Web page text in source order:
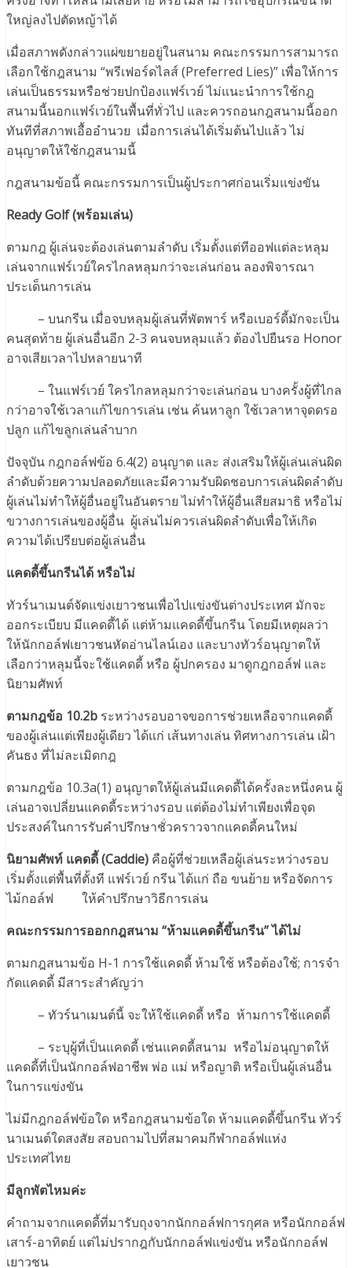
ใหญ่ลงไปตัดหญ้าได้
เมื่อสภาพดังกล่าวแผ่ขยายอยู่ในสนาม คณะกรรมการสามารถ
เลือกใช้กฎสนาม “พรีเฟอร์ดไลส์ (Preferred Lies)” เพื่อให้การ
เล่นเป็นธรรมหรือช่วยปกป้องแฟร์เวย์ ไม่แนะนำการใช้กฎ
สนามนี้นอกแฟร์เวย์ในพื้นที่ทั่วไป และควรถอนกฎสนามนี้ออก
ทันทีที่สภาพเอื้ออำนวย เมื่อการเล่นได้เริ่มต้นไปแล้ว ไม่
อนุญาตให้ใช้กฎสนามนี้
กฎสนามข้อนี้ คณะกรรมการเป็นผู้ประกาศก่อนเริ่มแข่งขัน
Ready Golf (พร้อมเล่น)
ตามกฎ ผู้เล่นจะต้องเล่นตามลำดับ เริ่มตั้งแต่ทีออฟแต่ละหลุม
เล่นจากแฟร์เวย์ใครไกลหลุมกว่าจะเล่นก่อน ลองพิจารณา
ประเด็นการเล่น
– บนกรีน เมื่อจบหลุมผู้เล่นที่พัตพาร์ หรือเบอร์ดี้มักจะเป็น
คนสุดท้าย ผู้เล่นอื่นอีก 2-3 คนจบหลุมแล้ว ต้องไปยืนรอ Honor
อาจเสียเวลาไปหลายนาที
– ในแฟร์เวย์ ใครไกลหลุมกว่าจะเล่นก่อน บางครั้งผู้ที่ไกล
กว่าอาจใช้เวลาแก้ไขการเล่น เช่น ค้นหาลูก ใช้เวลาหาจุดดรอ
ปลูก แก้ไขลูกเล่นลำบาก
ปัจจุบัน กฎกอล์ฟข้อ 6.4(2) อนุญาต และ ส่งเสริมให้ผู้เล่นเล่นผิด
ลำดับด้วยความปลอดภัยและมีความรับผิดชอบการเล่นผิดลำดับ
ผู้เล่นไม่ทำให้ผู้อื่นอยู่ในอันตราย ไม่ทำให้ผู้อื่นเสียสมาธิ หรือไม่
ขวางการเล่นของผู้อื่น ผู้เล่นไม่ควรเล่นผิดลำดับเพื่อให้เกิด
ความได้เปรียบต่อผู้เล่นอื่น
แคดดี้ขึ้นกรีนได้ หรือไม่
ทัวร์นาเมนต์จัดแข่งเยาวชนเพื่อไปแข่งขันต่างประเทศ มักจะ
ออกระเบียบ มีแคดดี้ได้ แต่ห้ามแคดดี้ขึ้นกรีน โดยมีเหตุผลว่า
ให้นักกอล์ฟเยาวชนหัดอ่านไลน์เอง และบางทัวร์อนุญาตให้
เลือกว่าหลุมนี้จะใช้แคดดี้ หรือ ผู้ปกครอง มาดูกฎกอล์ฟ และ
นิยามศัพท์
ตามกฎข้อ 10.2b ระหว่างรอบอาจขอการช่วยเหลือจากแคดดี้
ของผู้เล่นแต่เพียงผู้เดียว ได้แก่ เส้นทางเล่น ทิศทางการเล่น เฝ้า
คันธง ที่ไม่ละเมิดกฎ
ตามกฎข้อ 10.3a(1) อนุญาตให้ผู้เล่นมีแคดดี้ได้ครั้งละหนึ่งคน ผู้
เล่นอาจเปลี่ยนแคดดี้ระหว่างรอบ แต่ต้องไม่ทำเพียงเพื่อจุด
ประสงค์ในการรับคำปรึกษาชั่วคราวจากแคดดี้คนใหม่
นิยามศัพท์ แคดดี้ (Caddie) คือผู้ที่ช่วยเหลือผู้เล่นระหว่างรอบ
เริ่มตั้งแต่พื้นที่ตั้งที แฟร์เวย์ กรีน ได้แก่ ถือ ขนย้าย หรือจัดการ
ไม้กอล์ฟ ให้คำปรึกษาวิธีการเล่น
คณะกรรมการออกกฎสนาม “ห้ามแคดดี้ขึ้นกรีน” ได้ไม่
ตามกฎสนามข้อ H-1 การใช้แคดดี้ ห้ามใช้ หรือต้องใช้; การจำ
กัดแคดดี้ มีสาระสำคัญว่า
– ทัวร์นาเมนต์นี้ จะให้ใช้แคดดี้ หรือ ห้ามการใช้แคดดี้
– ระบุผู้ที่เป็นแคดดี้ เช่นแคดดี้สนาม หรือไม่อนุญาตให้
แคดดี้ที่เป็นนักกอล์ฟอาชีพ พ่อ แม่ หรือญาติ หรือเป็นผู้เล่นอื่น
ในการแข่งขัน
ไม่มีกฎกอล์ฟข้อใด หรือกฎสนามข้อใด ห้ามแคดดี้ขึ้นกรีน ทัวร์
นาเมนต์ใดสงสัย สอบถามไปที่สมาคมกีฬากอล์ฟแห่ง
ประเทศไทย
มีลูกพัตไหมค่ะ
คำถามจากแคดดี้ที่มารับถุงจากนักกอล์ฟการกุศล หรือนักกอล์ฟ
เสาร์-อาทิตย์ แต่ไม่ปรากฎกับนักกอล์ฟแข่งขัน หรือนักกอล์ฟ
เยาวชน